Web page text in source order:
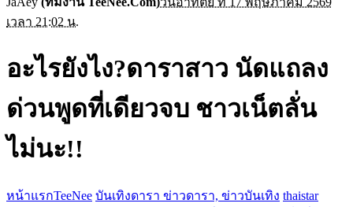
เวลา 21:02 น.
อะไรยังไง?ดาราสาว นัดแถลง
ด่วนพูดที่เดียวจบ ชาวเน็ตลั่น
ไม่นะ!!
หน้าแรกTeeNee บันเทิงดารา ข่าวดารา, ข่าวบันเทิง thaistar